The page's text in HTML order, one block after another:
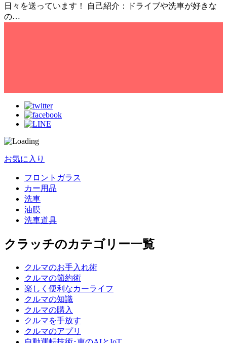
日々を送っています！ 自己紹介：ドライブや洗車が好きな
の…
お気に入り
フロントガラス
カー用品
洗車
油膜
洗車道具
クラッチのカテゴリー一覧
クルマのお手入れ術
クルマの節約術
楽しく便利なカーライフ
クルマの知識
クルマの購入
クルマを手放す
クルマのアプリ